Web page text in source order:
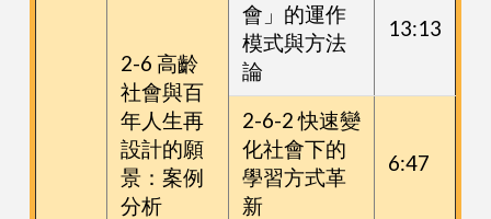
2-6 高齡
社會與百
年人生再
設計的願
景：案例
分析
會」的運作
模式與方法
論
13:13
2-6-2 快速變
化社會下的
學習方式革
新
6:47